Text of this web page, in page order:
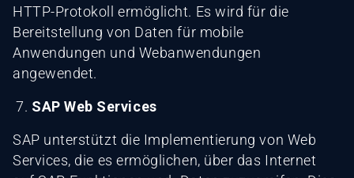
HTTP-Protokoll ermöglicht. Es wird für die
Bereitstellung von Daten für mobile
Anwendungen und Webanwendungen
angewendet.
SAP Web Services
SAP unterstützt die Implementierung von Web
Services, die es ermöglichen, über das Internet